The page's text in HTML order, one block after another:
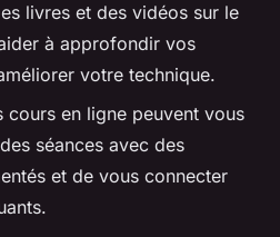
livres et des vidéos sur le
à approfondir vos
votre technique.
cours en ligne peuvent vous
séances avec des
et de vous connecter